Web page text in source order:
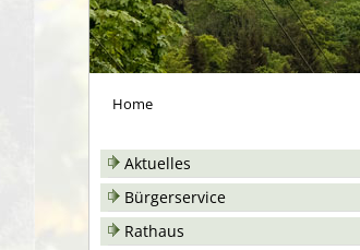
Home
Aktuelles
Bürgerservice
Rathaus